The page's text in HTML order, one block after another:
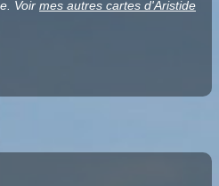
Voir mes autres cartes d'Aristide